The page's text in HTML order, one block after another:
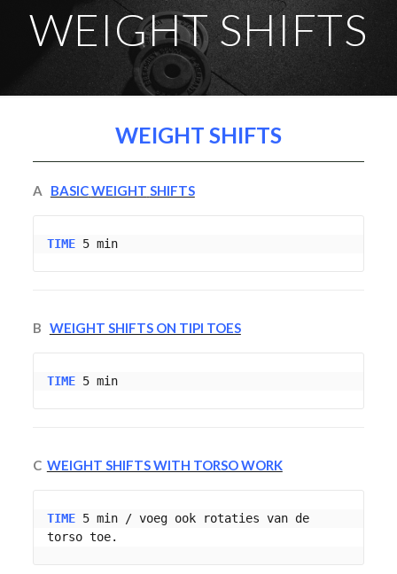
WEIGHT SHIFTS
WEIGHT SHIFTS
A BASICWEIGHT SHIFTS
TIME 5 min
B WEIGHT SHIFTS ON TIPI TOES
TIME 5 min
C WEIGHT SHIFTS WITH TORSO WORK
TIME 5 min / voeg ook rotaties van de
torso toe.